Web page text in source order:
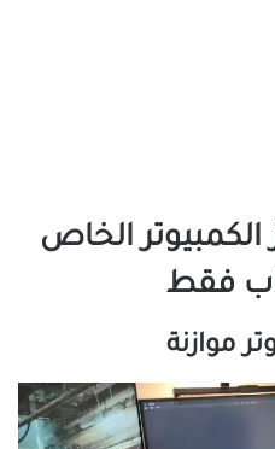
الكمبيوتر الخاص
فقط
موازنة